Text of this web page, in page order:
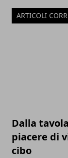
ARTICOLI
Dalla
piacere di
cibo